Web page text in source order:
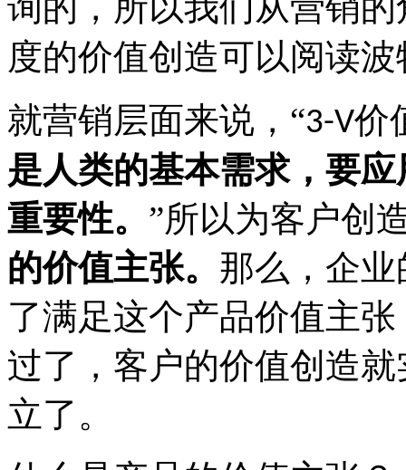
询的，所以我们从营销
度的价值创造可以阅读
就营销层面来说， “3-V价
是人类的基本需求，要
重要性。 ”所以为客户创
的价值主张。 那么，企
了满足这个产品价值主
过了，客户的价值创造
立了。